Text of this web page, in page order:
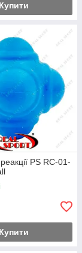
Купити
PS RC-01-
Купити